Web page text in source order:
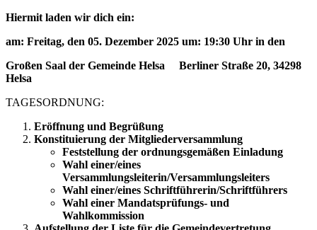
Hiermit laden wir dich ein:
am: Freitag, den 05. Dezember 2025 um: 19:30 Uhr in den
Großen Saal der Gemeinde Helsa Berliner Straße 20, 34298
Helsa
TAGESORDNUNG:
Eröffnung und Begrüßung
Konstituierung der Mitgliederversammlung
Feststellung der ordnungsgemäßen Einladung
Wahl einer/eines
Versammlungsleiterin/Versammlungsleiters
Wahl einer/eines Schriftführerin/Schriftführers
Wahl einer Mandatsprüfungs- und
Wahlkommission